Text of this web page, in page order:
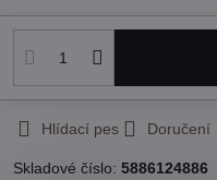
Hlídací pes Doručení
Skladové číslo: 5886124886